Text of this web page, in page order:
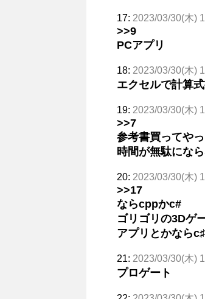
17: 2023/03/30(木)
>>9
PCアプリ
18: 2023/03/30(木)
エクセルで計算
19: 2023/03/30(木)
>>7
参考書買ってや
時間が無駄にな
20: 2023/03/30(木)
>>17
ならcppかc#
ゴリゴリの3Dゲ
アプリとかならc♯
21: 2023/03/30(木)
プロゲート